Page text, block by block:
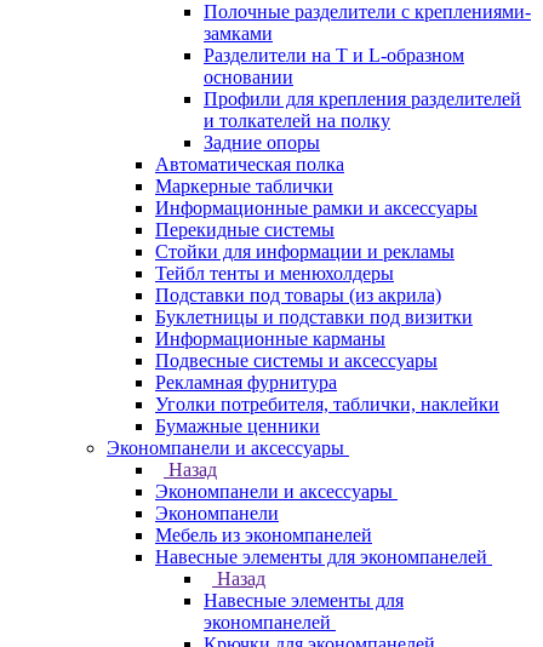
Полочные разделители с креплениями-
замками
Разделители на Т и L-образном
основании
Профили для крепления разделителей
и толкателей на полку
Задние опоры
Автоматическая полка
Маркерные таблички
Информационные рамки и аксессуары
Перекидные системы
Стойки для информации и рекламы
Тейбл тенты и менюхолдеры
Подставки под товары (из акрила)
Буклетницы и подставки под визитки
Информационные карманы
Подвесные системы и аксессуары
Рекламная фурнитура
Уголки потребителя, таблички, наклейки
Бумажные ценники
Экономпанели и аксессуары
Назад
Экономпанели и аксессуары
Экономпанели
Мебель из экономпанелей
Навесные элементы для экономпанелей
Назад
Навесные элементы для
экономпанелей